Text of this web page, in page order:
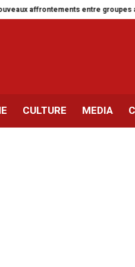
entre groupes armés à Zaouïa
CULTURE MEDIA